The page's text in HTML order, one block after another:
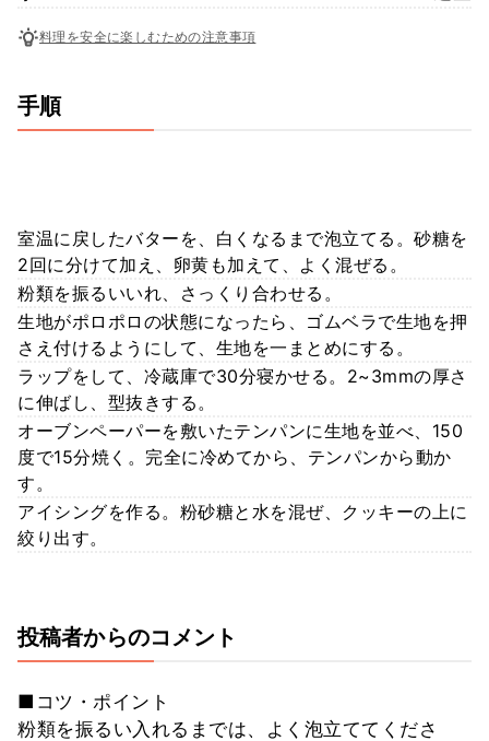
料理を安全に楽しむための注意事項
手順
室温に戻したバターを、白くなるまで泡立てる。砂糖を
2回に分けて加え、卵黄も加えて、よく混ぜる。
粉類を振るいいれ、さっくり合わせる。
生地がポロポロの状態になったら、ゴムベラで生地を押
さえ付けるようにして、生地を一まとめにする。
ラップをして、冷蔵庫で30分寝かせる。2~3mmの厚さ
に伸ばし、型抜きする。
オーブンペーパーを敷いたテンパンに生地を並べ、150
度で15分焼く。完全に冷めてから、テンパンから動か
す。
アイシングを作る。粉砂糖と水を混ぜ、クッキーの上に
絞り出す。
投稿者からのコメント
■コツ・ポイント
粉類を振るい入れるまでは、よく泡立ててくださ